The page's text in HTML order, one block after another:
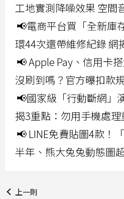
工地實測降噪效果 空間
📢電商平台買「全新庫
環44次還帶維修紀錄 網
📢 Apple Pay、信用卡
沒刷到嗎？官方曝扣款
📢國家級「行動斷網」
揭3重點：勿用手機處
📢 LINE免費貼圖4款！
半年、熊大兔兔動態圖
上一則